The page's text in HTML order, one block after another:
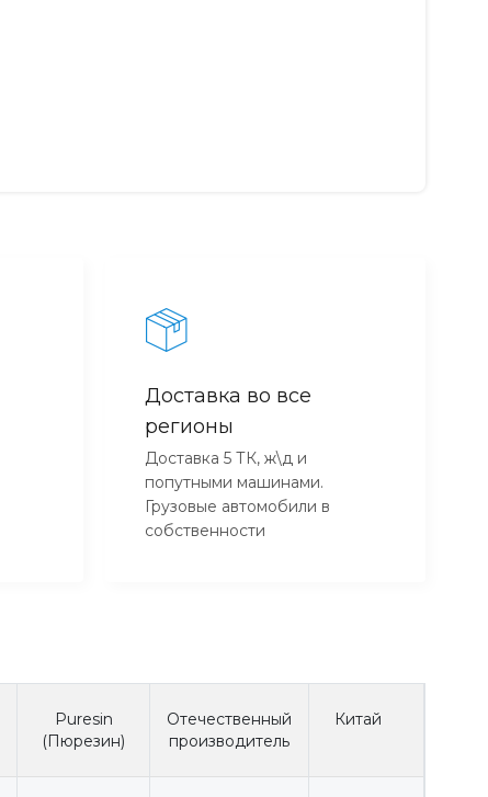
Доставка во все
регионы
Доставка 5 ТК, ж\д и
попутными машинами.
Грузовые автомобили в
собственности
Puresin
(Пюрезин)
Отечественный
производитель
Китай